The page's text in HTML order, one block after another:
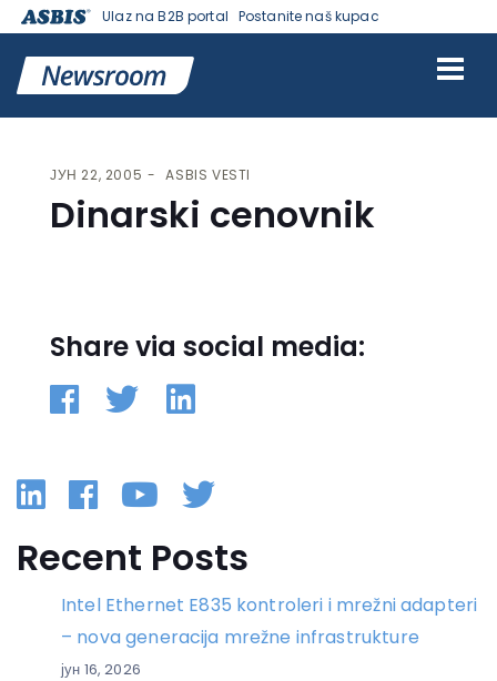
Ulaz na B2B portal Postanite naš kupac
ЈУН 22, 2005 ASBIS VESTI
Dinarski cenovnik
Share via social media:
Linkedin
Facebook
YouTube
Twitter
Recent Posts
Intel Ethernet E835 kontroleri i mrežni adapteri
– nova generacija mrežne infrastrukture
јун 16, 2026